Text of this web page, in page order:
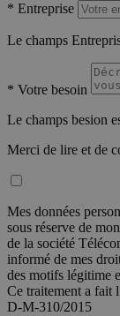
* Entreprise
Le champs
* Votre besoin
Le champs besion
Merci de lire et de
Mes données
sous réserve de
de la société
informé de mes
des motifs légitime
Ce traitement a fait
D-M-310/2015